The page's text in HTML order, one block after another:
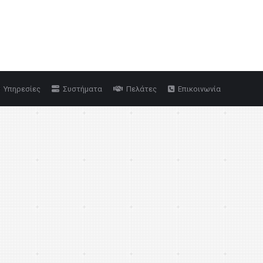
Yπηρεσίες Συστήματα Πελάτες Επικοινωνία